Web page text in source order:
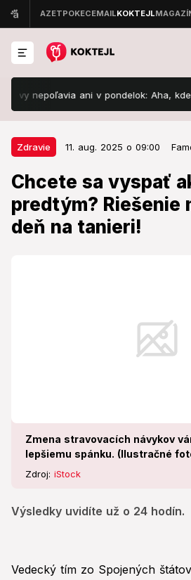
ani v pondelok: Aha, kde platí
Zdravie 11. aug. 2025 o 09:00
Chcete sa vyspať
predtým? Riešenie
deň na tanieri!
Zmena stravovacích návykov
lepšiemu spánku. (Ilustračné
Zdroj: iStock
Výsledky uvidíte už o 24 hodín.
Zdravie 11. aug. 2025 o 09:00
Chcete sa vyspať
predtým? Riešenie
deň na tanieri!
Vedecký tím zo Spojených